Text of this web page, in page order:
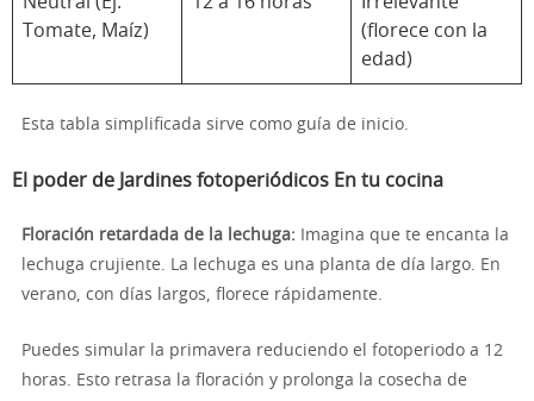
Tomate, Maíz)
(florece con la
edad)
Esta tabla simplificada sirve como guía de inicio.
El poder de Jardines fotoperiódicos En tu cocina
Floración retardada de la lechuga: Imagina que te encanta la
lechuga crujiente. La lechuga es una planta de día largo. En
verano, con días largos, florece rápidamente.
Puedes simular la primavera reduciendo el fotoperiodo a 12
horas. Esto retrasa la floración y prolonga la cosecha de